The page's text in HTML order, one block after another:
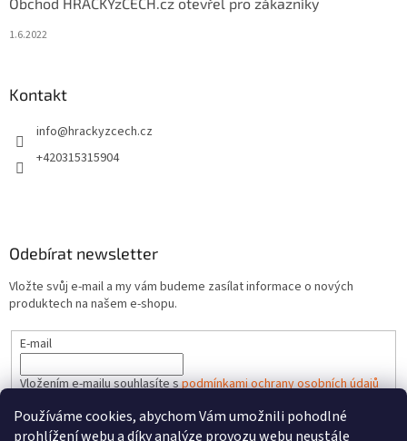
Používáme cookies, abychom Vám umožnili pohodlné
prohlížení webu a díky analýze provozu webu neustále
1.6.2022
Kontakt
info@hrackyzcech.cz
+420315315904
Odebírat newsletter
Vložte svůj e-mail a my vám budeme zasílat informace o nových
produktech na našem e-shopu.
E-mail
Vložením e-mailu souhlasíte spodmínkami ochrany osobních údajů
PŘIHLÁSIT SE